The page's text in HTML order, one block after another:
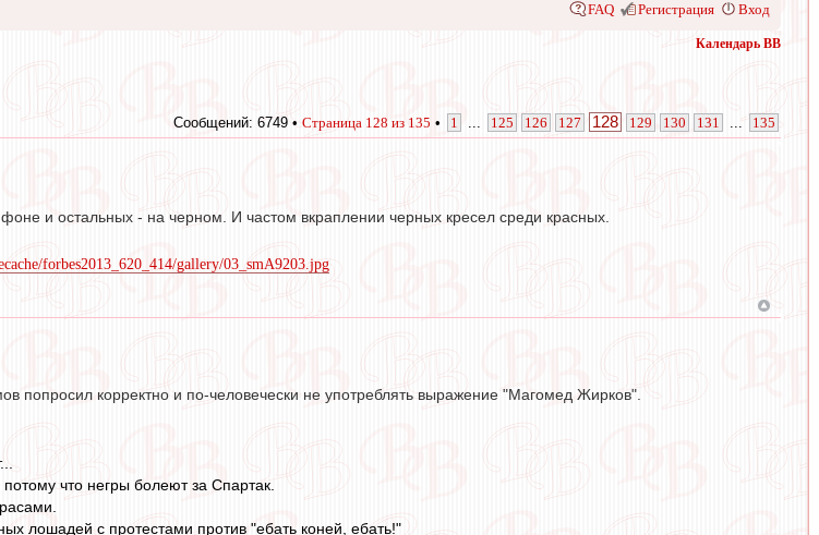
FAQ Регистрация Вход
Календарь ВВ
Сообщений: 6749 • Страница 128 из 135 • 1 125 126 127 128 129 130 131 135
и остальных - на черном. И частом вкраплении черных кресел среди красных.
forbes2013_620_414/gallery/03_smA9203.jpg
попросил корректно и по-человечески не употреблять выражение "Магомед Жирков".
что негры болеют за Спартак.
лошадей с протестами против "ебать коней, ебать!"